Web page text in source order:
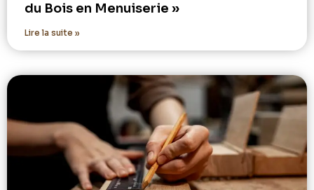
du Bois en Menuiserie »
Lire la suite »